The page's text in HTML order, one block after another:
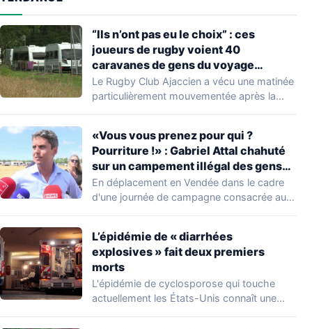
“Ils n’ont pas eu le choix” : ces
joueurs de rugby voient 40
caravanes de gens du voyage
s’installer dans leur stade, ils les
délogent en moins d’1 heure
Le Rugby Club Ajaccien a vécu une matinée
particulièrement mouvementée après la
«Vous vous prenez pour qui ?
Pourriture !» : Gabriel Attal chahuté
sur un campement illégal des gens
du voyage
En déplacement en Vendée dans le cadre
d'une journée de campagne consacrée aux
L’épidémie de « diarrhées
explosives » fait deux premiers
morts
L'épidémie de cyclosporose qui touche
actuellement les États-Unis connaît une